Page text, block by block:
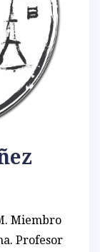
Miembro
Profesor